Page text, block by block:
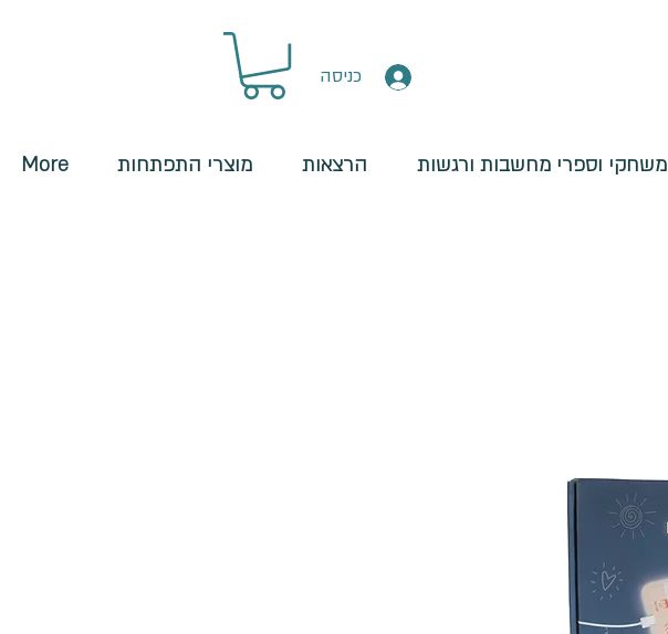
כניסה
משחקי וספרי מחשבות ורגשות הרצאות מוצרי התפתחות More